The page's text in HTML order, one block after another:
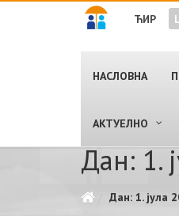
ЋИР
НАСЛОВНА
AКТУЕЛНО
Дан: 1.
Дан: 1. јула